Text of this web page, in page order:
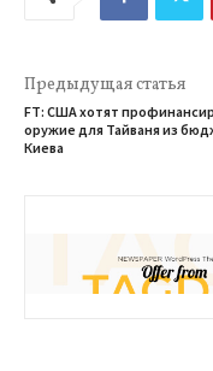
Предыдущая статья
FT: США хотят
оружие для Тайваня из
Киева